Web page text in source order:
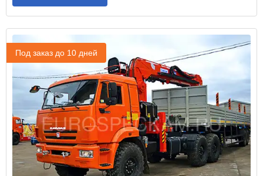
Под заказ до 10 дней